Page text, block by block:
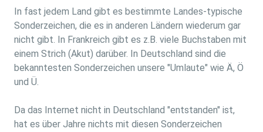
In fast jedem Land gibt es bestimmte Landes-typische
Sonderzeichen, die es in anderen Ländern wiederum gar
nicht gibt. In Frankreich gibt es z.B. viele Buchstaben mit
einem Strich (Akut) darüber. In Deutschland sind die
bekanntesten Sonderzeichen unsere "Umlaute" wie Ä, Ö
und Ü.
Da das Internet nicht in Deutschland "entstanden" ist,
hat es über Jahre nichts mit diesen Sonderzeichen